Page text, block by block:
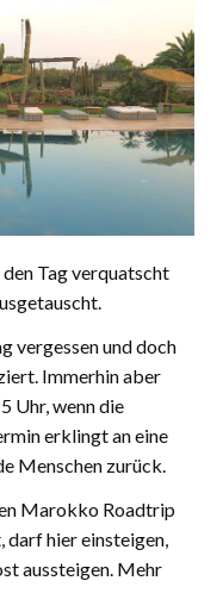
Tag verquatscht
vergessen und doch
Immerhin aber
Uhr, wenn die
erklingt an eine
Menschen zurück.
Marokko Roadtrip
darf hier einsteigen,
aussteigen. Mehr